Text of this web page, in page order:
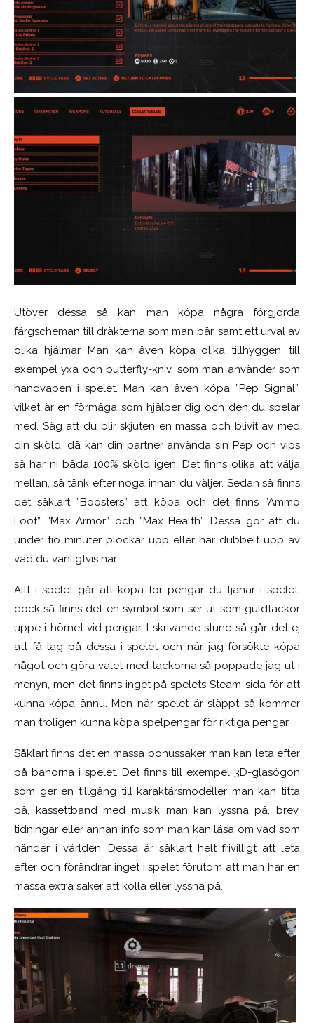
Utöver dessa så kan man köpa några förgjorda
färgscheman till dräkterna som man bär, samt ett urval av
olika hjälmar. Man kan även köpa olika tillhyggen, till
exempel yxa och butterfly-kniv, som man använder som
handvapen i spelet. Man kan även köpa ”Pep Signal”,
vilket är en förmåga som hjälper dig och den du spelar
med. Säg att du blir skjuten en massa och blivit av med
din sköld, då kan din partner använda sin Pep och vips
så har ni båda 100% sköld igen. Det finns olika att välja
mellan, så tänk efter noga innan du väljer. Sedan så finns
det såklart ”Boosters” att köpa och det finns ”Ammo
Loot”, ”Max Armor” och ”Max Health”. Dessa gör att du
under tio minuter plockar upp eller har dubbelt upp av
vad du vanligtvis har.
Allt i spelet går att köpa för pengar du tjänar i spelet,
dock så finns det en symbol som ser ut som guldtackor
uppe i hörnet vid pengar. I skrivande stund så går det ej
att få tag på dessa i spelet och när jag försökte köpa
något och göra valet med tackorna så poppade jag ut i
menyn, men det finns inget på spelets Steam-sida för att
kunna köpa ännu. Men när spelet är släppt så kommer
man troligen kunna köpa spelpengar för riktiga pengar.
Såklart finns det en massa bonussaker man kan leta efter
på banorna i spelet. Det finns till exempel 3D-glasögon
som ger en tillgång till karaktärsmodeller man kan titta
på, kassettband med musik man kan lyssna på, brev,
tidningar eller annan info som man kan läsa om vad som
händer i världen. Dessa är såklart helt frivilligt att leta
efter och förändrar inget i spelet förutom att man har en
massa extra saker att kolla eller lyssna på.